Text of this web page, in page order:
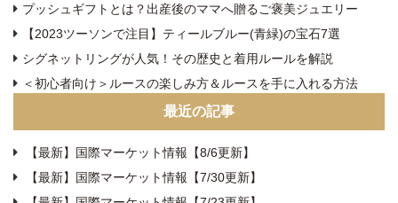
プッシュギフトとは？出産後のママへ贈るご褒美ジュエリー
【2023ツーソンで注目】ティールブルー(青緑)の宝石7選
シグネットリングが人気！その歴史と着用ルールを解説
＜初心者向け＞ルースの楽しみ方＆ルースを手に入れる方法
最近の記事
【最新】国際マーケット情報【8/6更新】
【最新】国際マーケット情報【7/30更新】